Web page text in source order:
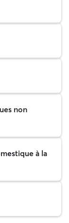
non
à la